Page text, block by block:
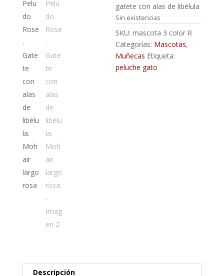
gatete con alas de libélula
Sin existencias
SKU:mascota 3 color R
Categorías: Mascotas,
Muñecas Etiqueta:
peluche gato
Descripción